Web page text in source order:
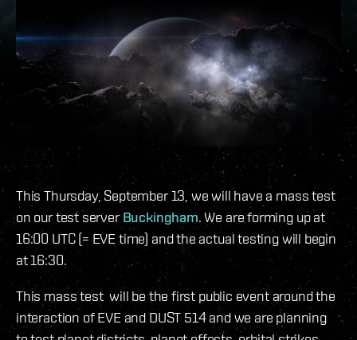
This Thursday, September 13, we will have a mass test
on our test serverBuckingham. We are forming up at
16:00 UTC (= EVE time) and the actual testing will begin
at 16:30.
This mass test will be the first public event around the
interaction of EVE and DUST 514 and we are planning